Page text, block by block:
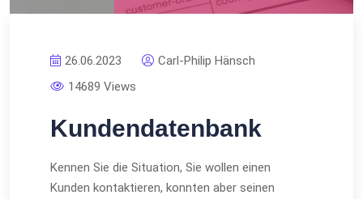
26.06.2023
Carl-Philip Hänsch
14689 Views
Kundendatenbank
Kennen Sie die Situation, Sie wollen einen
Kunden kontaktieren, konnten aber seinen